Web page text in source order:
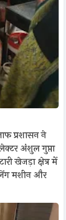
प्रशासन ने
अंशुल गुप्ता
खेजड़ा क्षेत्र में
मशीन और